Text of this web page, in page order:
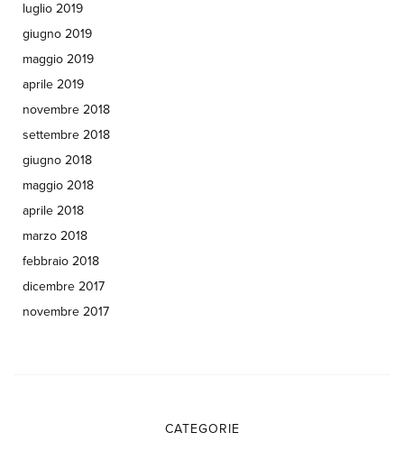
luglio 2019
giugno 2019
maggio 2019
aprile 2019
novembre 2018
settembre 2018
giugno 2018
maggio 2018
aprile 2018
marzo 2018
febbraio 2018
dicembre 2017
novembre 2017
CATEGORIE